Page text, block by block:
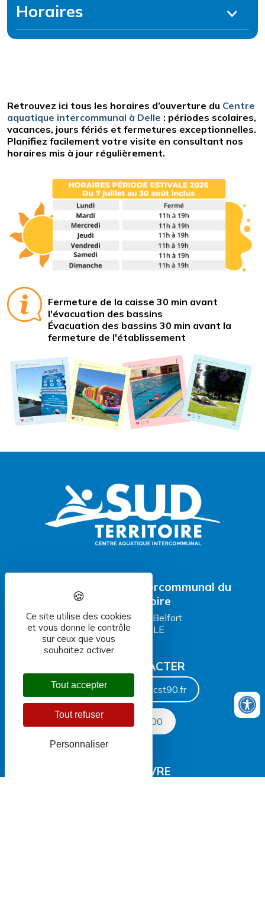
Horaires
Retrouvez ici tous les horaires d’ouverture du Centre
aquatique intercommunal à Delle : périodes scolaires,
vacances, jours fériés et fermetures exceptionnelles.
Planifiez facilement votre visite en consultant nos
horaires mis à jour régulièrement.
Fermeture de la caisse 30 min avant
l'évacuation des bassins
Évacuation des bassins 30 min avant la
fermeture de l'établissement
Centre aquatique intercommunal du
Sud Territoire
81 Faubourg de Belfort
90 100 DELLE
NOUS CONTACTER
centreaquatique@ccst90.fr
03 84 36 64 00
NOUS SUIVRE
Ce site utilise des cookies
et vous donne le contrôle
sur ceux que vous
souhaitez activer
Tout accepter
Tout refuser
Personnaliser